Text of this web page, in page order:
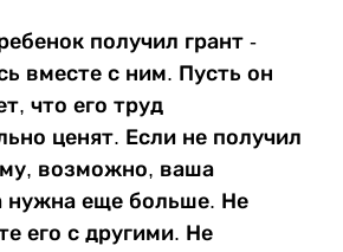
получил грант -
вместе с ним. Пусть он
что его труд
ценят. Если не получил
возможно, ваша
нужна еще больше. Не
его с другими. Не